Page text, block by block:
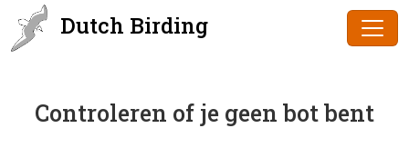
Dutch Birding
Controleren of je geen bot bent